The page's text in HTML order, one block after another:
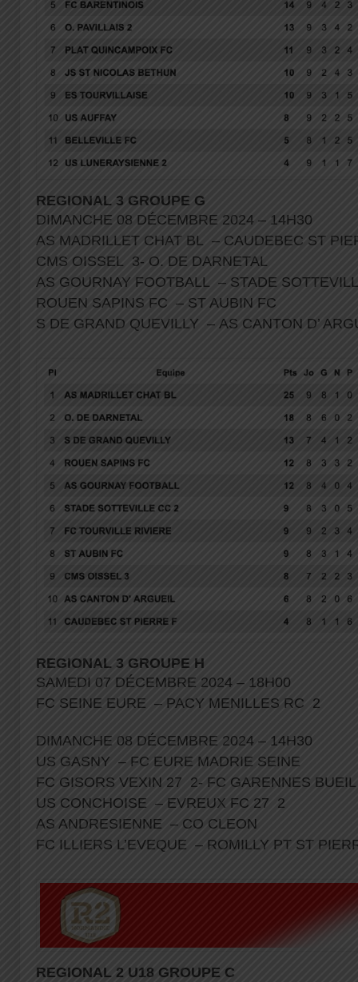
REGIONAL 3 GROUPE G
DIMANCHE 08 DÉCEMBRE 2024 – 14H30
AS MADRILLET CHAT BL – CAUDEBEC ST
CMS OISSEL 3- O. DE DARNETAL
AS GOURNAY FOOTBALL – STADE
ROUEN SAPINS FC – ST AUBIN FC
S DE GRAND QUEVILLY – AS CANTON D’
REGIONAL 3 GROUPE H
SAMEDI 07 DÉCEMBRE 2024 – 18H00
FC SEINE EURE – PACY MENILLES RC 2
DIMANCHE 08 DÉCEMBRE 2024 – 14H30
US GASNY – FC EURE MADRIE SEINE
FC GISORS VEXIN 27 2- FC GARENNES
US CONCHOISE – EVREUX FC 27 2
AS ANDRESIENNE – CO CLEON
FC ILLIERS L’EVEQUE – ROMILLY PT ST
REGIONAL 2 U18 GROUPE C